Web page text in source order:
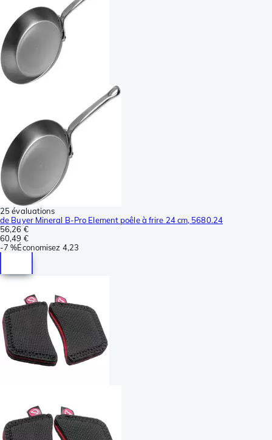
25 évaluations
de Buyer Mineral B-Pro Element poêle à frire 24 cm, 5680.24
56,26 €
60,49 €
-7 %Économisez 4,23